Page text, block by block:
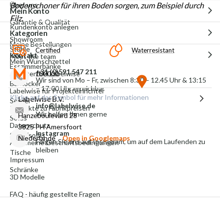
Bodenschoner für ihren Boden sorgen, zum Beispiel durch
Filz.
Certified Waterresistant
100000
Klicke auf das Symbol für mehr Informationen
Über uns
Garantie & Qualität
Showroom
Meet the team
Arbeiten bei Labelwise
Labelwise für Projekteinrichter
Produkte zu Fabrikpreisen
Datenschutz
Allgemeine Geschäftsbedingungen
Impressum
3D Modelle
FAQ - häufig gestellte Fragen
Mein Konto
Kundenkonto anlegen
Meine Bestellungen
Mein Wunschzettel
Kategorien
Stühle
Esszimmerbänke
Barhocker
Sessel
Sofas
Schlafsofas
Tische
Schränke
Kontakt
+31 (0)591 547 211
Wir sind von Mo – Fr, zwischen 8:30 – 12.45 Uhr & 13:15
– 17:00 Uhr erreichbar
info@labelwise.de
Wir helfen Ihnen gerne
Instagram
Folgen Sie uns auf Instagram, um auf dem Laufenden zu
bleiben
Labelwise B.V.
Hanzeboulevard 28
3825 PH Amersfoort
Niederlande
Open in Googlemaps